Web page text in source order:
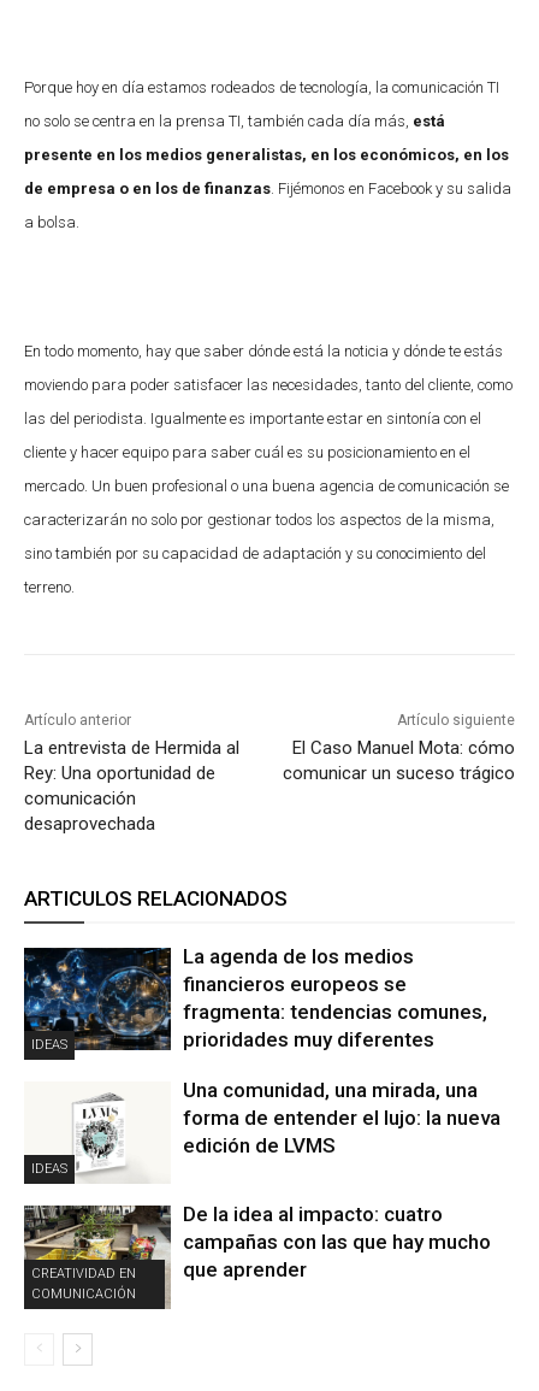
Porque hoy en día estamos rodeados de tecnología, la comunicación TI
no solo se centra en la prensa TI, también cada día más, está
presente en los medios generalistas, en los económicos, en los
de empresa o en los de finanzas . Fijémonos en Facebook y su salida
a bolsa.
En todo momento, hay que saber dónde está la noticia y dónde te estás
moviendo para poder satisfacer las necesidades, tanto del cliente, como
las del periodista. Igualmente es importante estar en sintonía con el
cliente y hacer equipo para saber cuál es su posicionamiento en el
mercado. Un buen profesional o una buena agencia de comunicación se
caracterizarán no solo por gestionar todos los aspectos de la misma,
sino también por su capacidad de adaptación y su conocimiento del
terreno.
Artículo anterior
La entrevista de Hermida al
Rey: Una oportunidad de
comunicación
desaprovechada
Artículo siguiente
El Caso Manuel Mota: cómo
comunicar un suceso trágico
ARTICULOS RELACIONADOS
IDEAS
La agenda de los medios
financieros europeos se
fragmenta: tendencias comunes,
prioridades muy diferentes
IDEAS
Una comunidad, una mirada, una
forma de entender el lujo: la nueva
edición de LVMS
CREATIVIDAD EN
COMUNICACIÓN
De la idea al impacto: cuatro
campañas con las que hay mucho
que aprender